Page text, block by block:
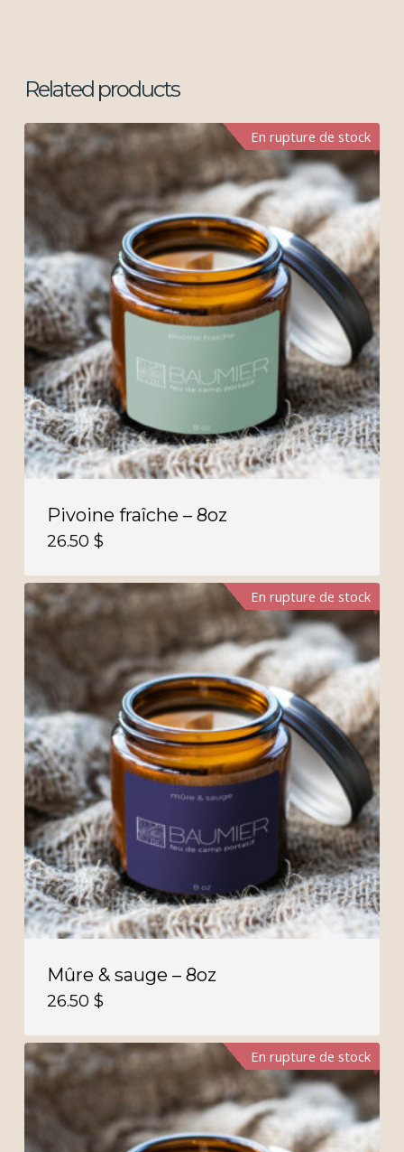
Related products
En rupture de stock
Pivoine fraîche – 8oz
26.50 $
En rupture de stock
Mûre & sauge – 8oz
26.50 $
En rupture de stock